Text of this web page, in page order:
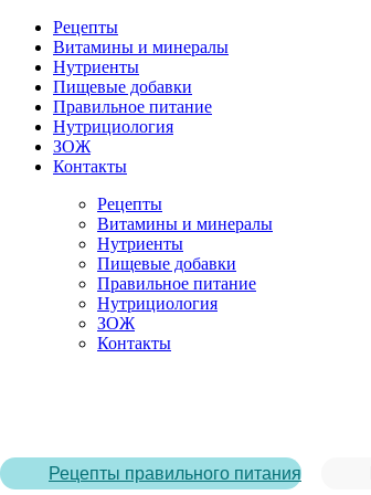
Рецепты
Витамины и минералы
Нутриенты
Пищевые добавки
Правильное питание
Нутрициология
ЗОЖ
Контакты
Рецепты
Витамины и минералы
Нутриенты
Пищевые добавки
Правильное питание
Нутрициология
ЗОЖ
Контакты
Рецепты правильного питания